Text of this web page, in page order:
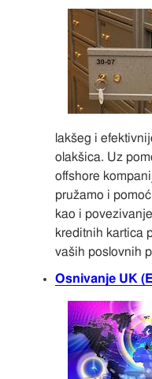
lakšeg i
olakšica. Uz
offshore
pružamo i
kao i
kreditnih kartica
vaših poslovnih
Osnivanje UK